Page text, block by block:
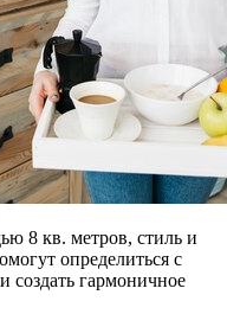
8 кв. метров, стиль и
определиться с
гармоничное